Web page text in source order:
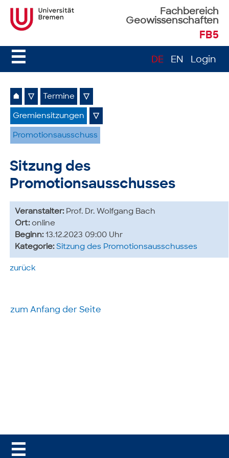
Fachbereich
Geowissenschaften
FB5
☰ DE EN Login
⌂ ▽ Termine ▽
Gremiensitzungen ▽
Promotionsausschuss
Sitzung des
Promotionsausschusses
Veranstalter: Prof. Dr. Wolfgang Bach
Ort: online
Beginn: 13.12.2023 09:00 Uhr
Kategorie: Sitzung des Promotionsausschusses
zurück
zum Anfang der Seite
☰